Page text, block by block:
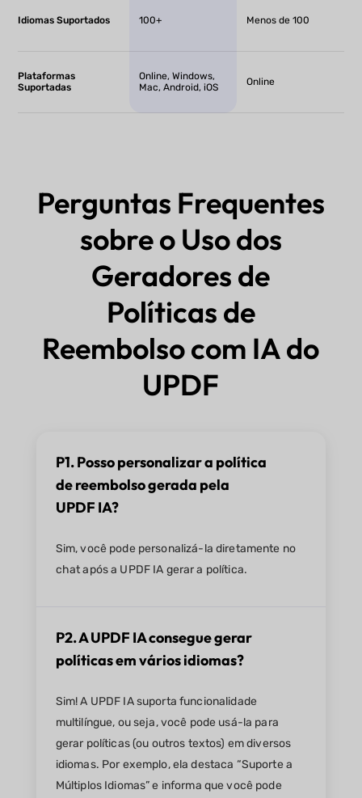
Idiomas Suportados 100+ Menos de 100
Plataformas
Suportadas
Online, Windows,
Mac, Android, iOS
Online
Perguntas Frequentes
sobre o Uso dos
Geradores de
Políticas de
Reembolso com IA do
UPDF
P1. Posso personalizar a política
de reembolso gerada pela
UPDF IA?
Sim, você pode personalizá-la diretamente no
chat após a UPDF IA gerar a política.
P2. A UPDF IA consegue gerar
políticas em vários idiomas?
Sim! A UPDF IA suporta funcionalidade
multilíngue, ou seja, você pode usá-la para
gerar políticas (ou outros textos) em diversos
idiomas. Por exemplo, ela destaca “Suporte a
Múltiplos Idiomas” e informa que você pode